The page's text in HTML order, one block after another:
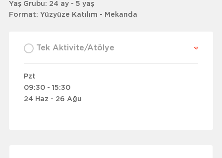
Yaş Grubu: 24 ay - 5 yaş
Format: Yüzyüze Katılım - Mekanda
Tek Aktivite/Atölye
Pzt
09:30 - 15:30
24 Haz - 26 Ağu